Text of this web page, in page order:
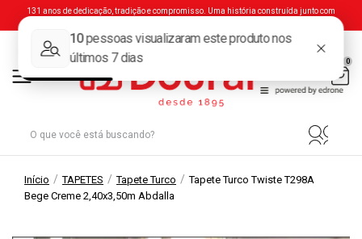
131 anos de dedicação, tradição e compromisso. Uma história construída junto com
0
Início / TAPETES / Tapete Turco / Tapete Turco Twiste T298A
Bege Creme 2,40x3,50m Abdalla